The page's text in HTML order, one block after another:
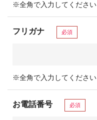
※全角で入力してください
フリガナ 必須
※全角で入力してください
お電話番号 必須